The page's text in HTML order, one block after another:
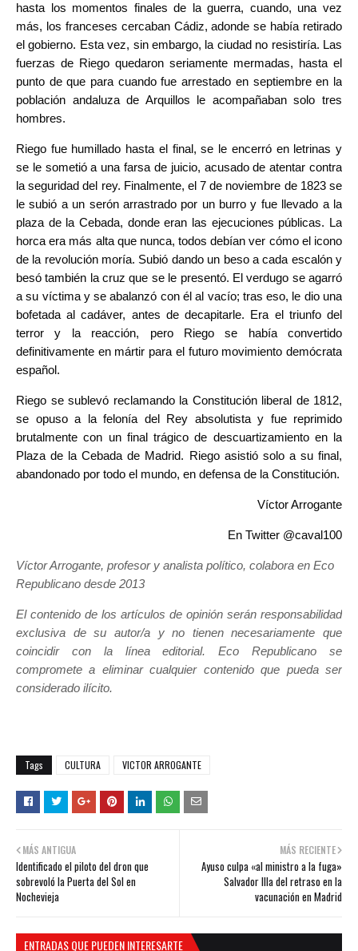
hasta los momentos finales de la guerra, cuando, una vez
más, los franceses cercaban Cádiz, adonde se había retirado
el gobierno. Esta vez, sin embargo, la ciudad no resistiría. Las
fuerzas de Riego quedaron seriamente mermadas, hasta el
punto de que para cuando fue arrestado en septiembre en la
población andaluza de Arquillos le acompañaban solo tres
hombres.
Riego fue humillado hasta el final, se le encerró en letrinas y
se le sometió a una farsa de juicio, acusado de atentar contra
la seguridad del rey. Finalmente, el 7 de noviembre de 1823 se
le subió a un serón arrastrado por un burro y fue llevado a la
plaza de la Cebada, donde eran las ejecuciones públicas. La
horca era más alta que nunca, todos debían ver cómo el icono
de la revolución moría. Subió dando un beso a cada escalón y
besó también la cruz que se le presentó. El verdugo se agarró
a su víctima y se abalanzó con él al vacío; tras eso, le dio una
bofetada al cadáver, antes de decapitarle. Era el triunfo del
terror y la reacción, pero Riego se había convertido
definitivamente en mártir para el futuro movimiento demócrata
español.
Riego se sublevó reclamando la Constitución liberal de 1812,
se opuso a la felonía del Rey absolutista y fue reprimido
brutalmente con un final trágico de descuartizamiento en la
Plaza de la Cebada de Madrid. Riego asistió solo a su final,
abandonado por todo el mundo, en defensa de la Constitución.
Víctor Arrogante
En Twitter @caval100
Víctor Arrogante, profesor y analista político, colabora en Eco
Republicano desde 2013
El contenido de los artículos de opinión serán responsabilidad
exclusiva de su autor/a y no tienen necesariamente que
coincidir con la línea editorial. Eco Republicano se
compromete a eliminar cualquier contenido que pueda ser
considerado ilícito.
Tags CULTURA VICTOR ARROGANTE
MÁS RECIENTE
Ayuso culpa «al ministro a la fuga»
Salvador Illa del retraso en la
vacunación en Madrid
MÁS ANTIGUA
Identificado el piloto del dron que
sobrevoló la Puerta del Sol en
Nochevieja
ENTRADAS QUE PUEDEN INTERESARTE